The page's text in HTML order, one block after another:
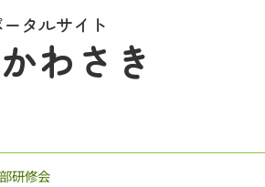
タルサイト
わさき
研修会